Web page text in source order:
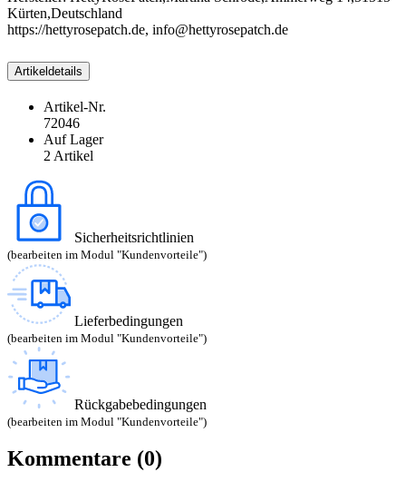
Kürten,Deutschland
https://hettyrosepatch.de, info@hettyrosepatch.de
Artikeldetails
Artikel-Nr.
72046
Auf Lager
2 Artikel
Sicherheitsrichtlinien
(bearbeiten im Modul "Kundenvorteile")
Lieferbedingungen
(bearbeiten im Modul "Kundenvorteile")
Rückgabebedingungen
(bearbeiten im Modul "Kundenvorteile")
Kommentare (0)